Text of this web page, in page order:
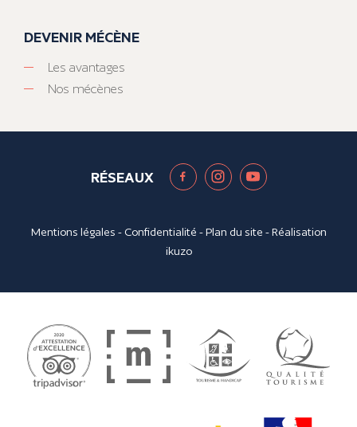
DEVENIR MÉCÈNE
Les avantages
Nos mécènes
RÉSEAUX
Mentions légales - Confidentialité -Plan du site - Réalisation
ikuzo